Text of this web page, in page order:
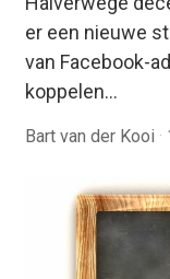
er een nieuwe
van Facebook-
koppelen…
Bart van der Kooi ·